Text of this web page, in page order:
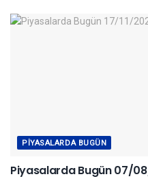
PIYASALARDA BUGÜN
Piyasalarda Bugün 07/